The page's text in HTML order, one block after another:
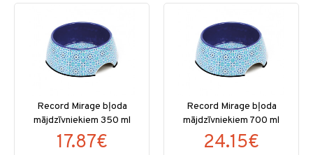
Record Mirage bļoda
mājdzīvniekiem 350 ml
17.87€
Record Mirage bļoda
mājdzīvniekiem 700 ml
24.15€